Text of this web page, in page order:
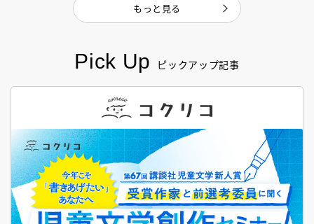
Pick Up ピックアップ記事
もっと見る